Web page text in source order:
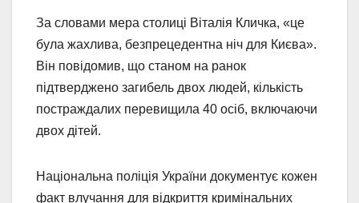
За словами мера столиці Віталія Кличка, «це
була жахлива, безпрецедентна ніч для Києва».
Він повідомив, що станом на ранок
підтверджено загибель двох людей, кількість
постраждалих перевищила 40 осіб, включаючи
двох дітей.
Національна поліція України документує кожен
факт влучання для відкриття кримінальних